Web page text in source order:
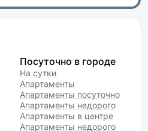
Посуточно в городе
На сутки
Апартаменты
Апартаменты посуточно
Апартаменты недорого
Апартаменты в центре
Апартаменты недорого